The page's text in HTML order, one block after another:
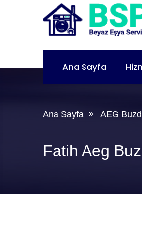
Ana Sayfa
Ana Sayfa AEG
Fatih Aeg